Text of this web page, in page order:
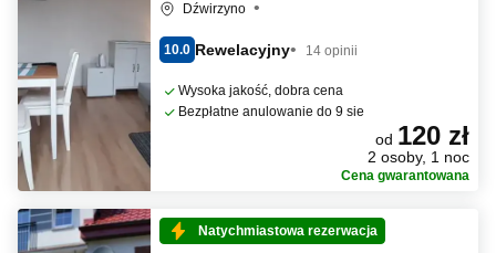
Dźwirzyno
10.0 Rewelacyjny 14 opinii
Wysoka jakość, dobra cena
Bezpłatne anulowanie do 9 sie
od 120 zł
2 osoby, 1 noc
Cena gwarantowana
Natychmiastowa rezerwacja